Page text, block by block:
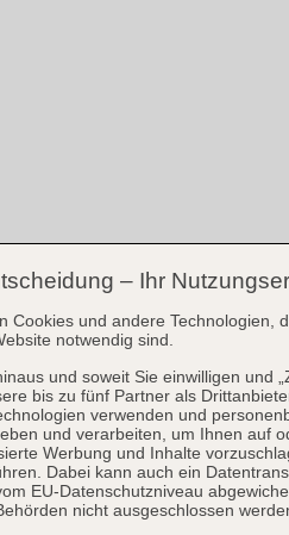
– Ihr
Cookies und andere Technologien,
notwendig sind.
und soweit Sie einwilligen und
bis zu fünf Partner als
verwenden und
und verarbeiten, um Ihnen auf
Werbung und Inhalte
Dabei kann auch ein
EU-Datenschutzniveau
nicht ausgeschlossen